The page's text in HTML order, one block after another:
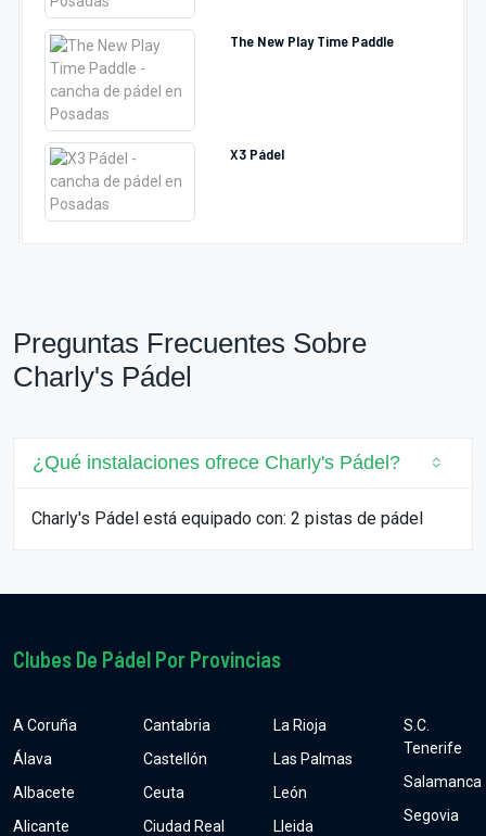
The New Play Time Paddle
X3 Pádel
Preguntas Frecuentes Sobre
Charly's Pádel
¿Qué instalaciones ofrece Charly's Pádel?
Charly's Pádel está equipado con: 2 pistas de pádel
Clubes De Pádel Por Provincias
A Coruña
Álava
Albacete
Alicante
Cantabria
Castellón
Ceuta
Ciudad Real
La Rioja
Las Palmas
León
Lleida
S.C.
Tenerife
Salamanca
Segovia